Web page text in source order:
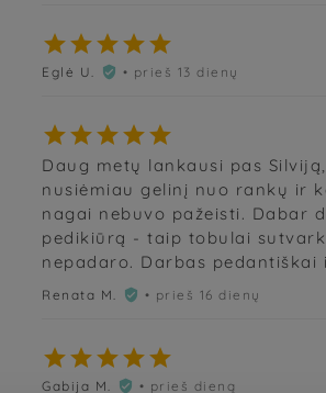

Eglė U.  • prieš 13 dienų

Daug metų lankausi pas
nusiėmiau gelinį nuo rankų ir
nagai nebuvo pažeisti. Dabar
pedikiūrą - taip tobulai
nepadaro. Darbas pedantiškai
Renata M.  • prieš 16 dienų

Gabija M.  • prieš dieną